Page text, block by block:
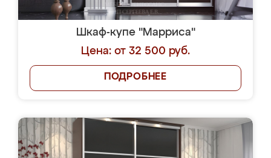
Шкаф-купе "Марриса"
Цена: от 32 500 руб.
ПОДРОБНЕЕ